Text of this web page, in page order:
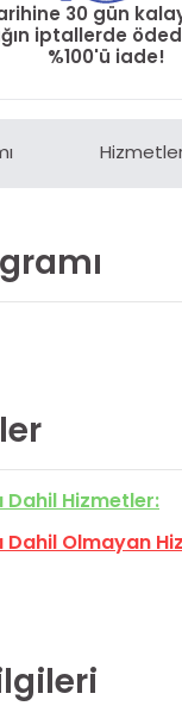
30 gün
iptallerde
%100'ü iade!
Dahil Hizmetler:
Dahil Olmayan